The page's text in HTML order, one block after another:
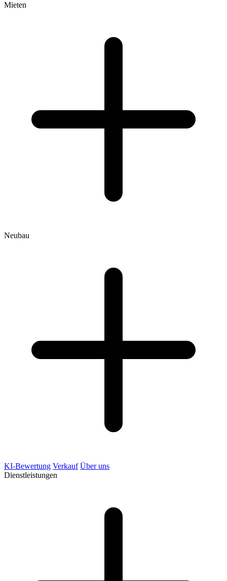
Mieten
Neubau
KI-Bewertung Verkauf Über uns
Dienstleistungen